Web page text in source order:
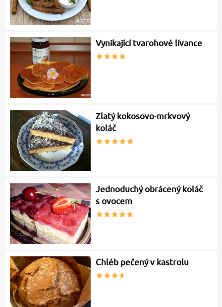
Vynikající tvarohové lívance
Zlatý kokosovo-mrkvový
koláč
Jednoduchý obrácený koláč
s ovocem
Chléb pečený v kastrolu